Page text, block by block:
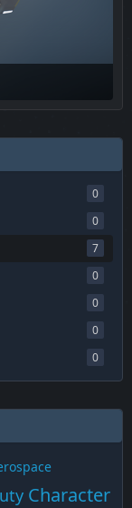
0
0
7
0
0
0
0
Character